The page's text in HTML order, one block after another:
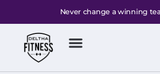
Never change a winning